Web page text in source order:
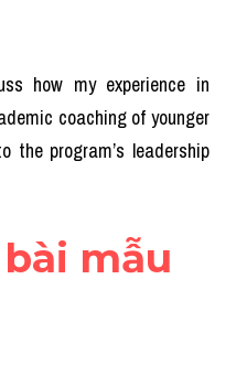
how my experience in
coaching of younger
the program’s leadership
mẫu